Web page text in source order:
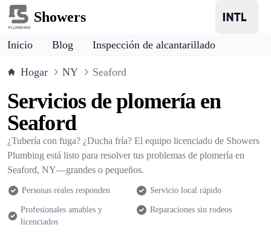
Showers
Inicio Blog Inspección de alcantarillado
Hogar NY Seaford
Servicios de plomería en
Seaford
¿Tubería con fuga? ¿Ducha fría? El equipo licenciado de Showers
Plumbing está listo para resolver tus problemas de plomería en
Seaford, NY—grandes o pequeños.
Personas reales responden Servicio local rápido
Profesionales amables y
licenciados
Reparaciones sin rodeos